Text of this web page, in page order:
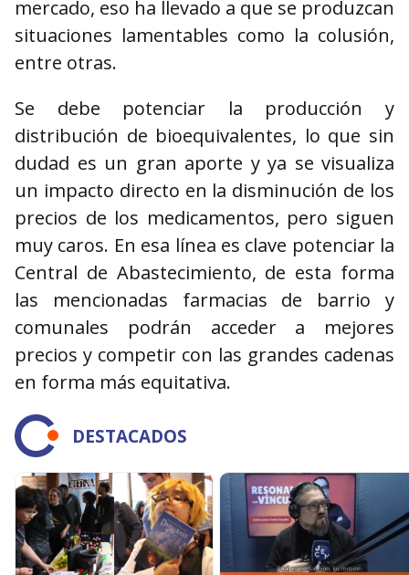
mercado, eso ha llevado a que se produzcan
situaciones lamentables como la colusión,
entre otras.
Se debe potenciar la producción y
distribución de bioequivalentes, lo que sin
dudad es un gran aporte y ya se visualiza
un impacto directo en la disminución de los
precios de los medicamentos, pero siguen
muy caros. En esa línea es clave potenciar la
Central de Abastecimiento, de esta forma
las mencionadas farmacias de barrio y
comunales podrán acceder a mejores
precios y competir con las grandes cadenas
en forma más equitativa.
DESTACADOS